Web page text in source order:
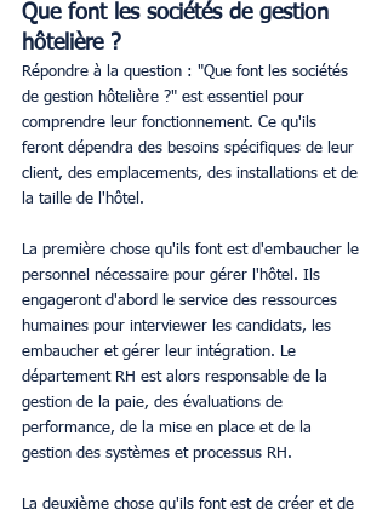
Que font les sociétés de gestion
hôtelière ?
Répondre à la question : "Que font les sociétés
de gestion hôtelière ?" est essentiel pour
comprendre leur fonctionnement. Ce qu'ils
feront dépendra des besoins spécifiques de leur
client, des emplacements, des installations et de
la taille de l'hôtel.
La première chose qu'ils font est d'embaucher le
personnel nécessaire pour gérer l'hôtel. Ils
engageront d'abord le service des ressources
humaines pour interviewer les candidats, les
embaucher et gérer leur intégration. Le
département RH est alors responsable de la
gestion de la paie, des évaluations de
performance, de la mise en place et de la
gestion des systèmes et processus RH.
La deuxième chose qu'ils font est de créer et de